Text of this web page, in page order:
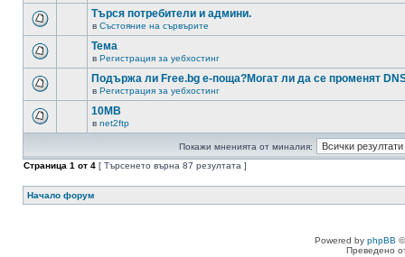
Търся потребители и админи.
в Състояние на сървърите
Тема
в Регистрация за уебхостинг
Подържа ли Free.bg е-поща?Могат ли да се променят
в Регистрация за уебхостинг
10MB
в net2ftp
Покажи мненията от миналия:
Страница 1 от 4 [ Търсенето върна 87 резултата ]
Начало форум
Powered by phpBB
Преведено